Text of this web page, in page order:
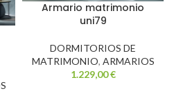
Armario matrimonio
uni79
DORMITORIOS DE
MATRIMONIO, ARMARIOS
1.229,00€